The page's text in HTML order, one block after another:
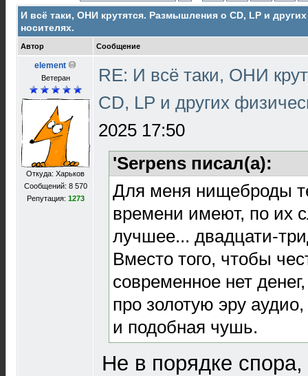
И всё таки, ОНИ крутятся. Размышления о CD, LP и
носителях.
Автор Сообщение
element
Ветеран
Откуда: Харьков
Сообщений: 8 570
Репутация: 1273
RE: И всё таки, ОНИ
CD, LP и других
2025 17:50
'Serpens писал(а):
Для меня нищеброды
времени имеют, по их
лучшее... двадцати-
Вместо того, чтобы
современное нет
про золотую эру
и подобная чушь.
Не в порядке